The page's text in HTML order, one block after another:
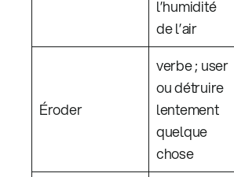
l’humidité
de l’air
Éroder
verbe ; user
ou détruire
lentement
quelque
chose